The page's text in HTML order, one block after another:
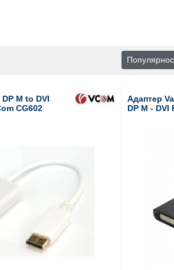
M to DVI
CG602
Адаптер
DP M - DVI